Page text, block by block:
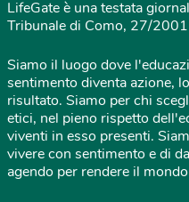
LifeGate è una testata
Tribunale di Como, 27/2001
Siamo il luogo dove
sentimento diventa azione,
risultato. Siamo per chi
etici, nel pieno rispetto
viventi in esso presenti.
vivere con sentimento e di
agendo per rendere il